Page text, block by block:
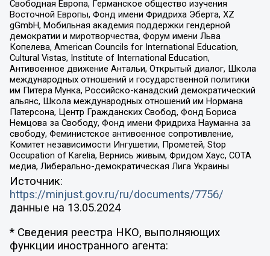
Свободная Европа, Германское общество изучения
Восточной Европы, Фонд имени Фридриха Эберта, XZ
gGmbH, Мобильная академия поддержки гендерной
демократии и миротворчества, Форум имени Льва
Копелева, American Councils for International Education,
Cultural Vistas, Institute of International Education,
Антивоенное движение Антальи, Открытый диалог, Школа
международных отношений и государственной политики
им Питера Мунка, Российско-канадский демократический
альянс, Школа международных отношений им Нормана
Патерсона, Центр Гражданских Свобод, Фонд Бориса
Немцова за Свободу, Фонд имени Фридриха Науманна за
свободу, Феминистское антивоенное сопротивление,
Комитет независимости Ингушетии, Прометей, Stop
Occupation of Karelia, Вернись живым, Фридом Хаус, СОТА
медиа, Либерально-демократическая Лига Украины
Источник:
https://minjust.gov.ru/ru/documents/7756/
данные на 13.05.2024
* Сведения реестра НКО, выполняющих
функции иностранного агента: